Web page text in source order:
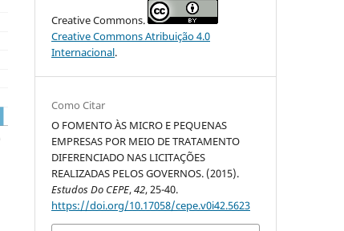
Creative Commons.
Creative Commons Atribuição 4.0
Internacional.
Como Citar
O FOMENTO ÀS MICRO E PEQUENAS
EMPRESAS POR MEIO DE TRATAMENTO
DIFERENCIADO NAS LICITAÇÕES
REALIZADAS PELOS GOVERNOS. (2015).
Estudos Do CEPE,42, 25-40.
https://doi.org/10.17058/cepe.v0i42.5623